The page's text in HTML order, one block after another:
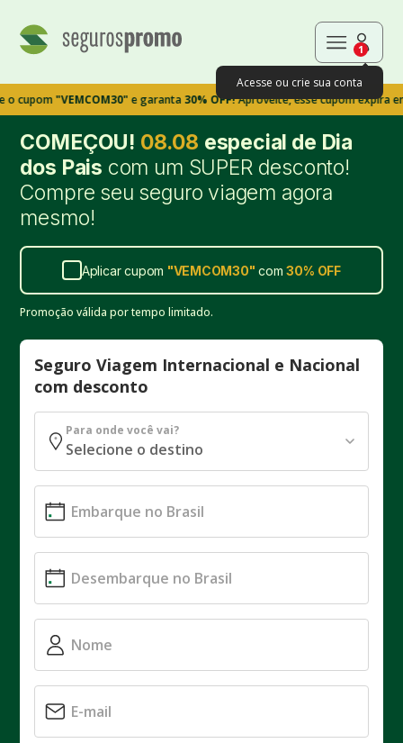
1
Acesse ou crie sua conta
"VEMCOM30"e garanta30% OFF!Aproveite, esse cupom expira em 9m39s
COMEÇOU! 08.08 especial de Dia
dos Pais com um SUPER desconto!
Compre seu seguro viagem agora
mesmo!
Aplicar cupom "VEMCOM30" com30% OFF
Promoção válida por tempo limitado.
Seguro Viagem Internacional e Nacional
com desconto
Para onde você vai?